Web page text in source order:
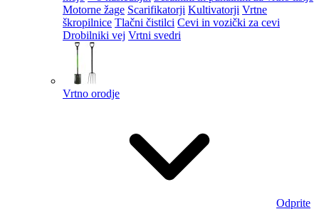
Motorne žage Scarifikatorji Kultivatorji Vrtne
škropilnice Tlačni čistilci Cevi in vozički za cevi
Drobilniki vej Vrtni svedri
Vrtno orodje
Odprite